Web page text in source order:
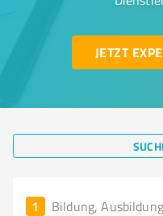
JETZT
1 Bildung,